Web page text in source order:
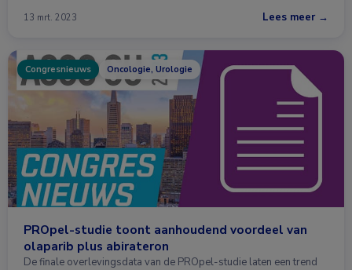
13 mrt. 2023 Lees meer →
Congresnieuws Oncologie, Urologie
PROpel-studie toont aanhoudend voordeel van
olaparib plus abirateron
De finale overlevingsdata van de PROpel-studie laten een trend